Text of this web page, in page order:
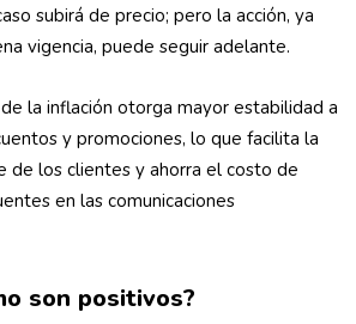
subirá de precio; pero la acción, ya
vigencia, puede seguir adelante.
la inflación otorga mayor estabilidad a
y promociones, lo que facilita la
de los clientes y ahorra el costo de
en las comunicaciones
son positivos?